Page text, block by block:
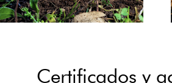
Certificados y